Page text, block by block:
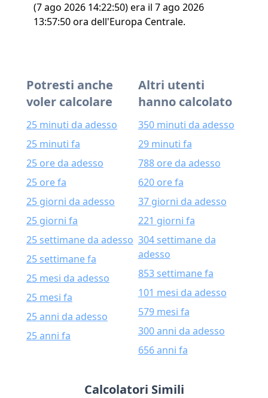
(7 ago 2026 14:22:50) era il 7 ago 2026
13:57:50 ora dell'Europa Centrale.
Potresti anche
voler calcolare
25 minuti da adesso
25 minuti fa
25 ore da adesso
25 ore fa
25 giorni da adesso
25 giorni fa
25 settimane da adesso
25 settimane fa
25 mesi da adesso
25 mesi fa
25 anni da adesso
25 anni fa
Altri utenti
hanno calcolato
350 minuti da adesso
29 minuti fa
788 ore da adesso
620 ore fa
37 giorni da adesso
221 giorni fa
304 settimane da
adesso
853 settimane fa
101 mesi da adesso
579 mesi fa
300 anni da adesso
656 anni fa
Calcolatori Simili